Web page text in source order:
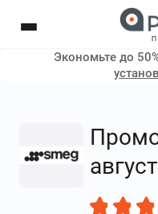
Экономьте до